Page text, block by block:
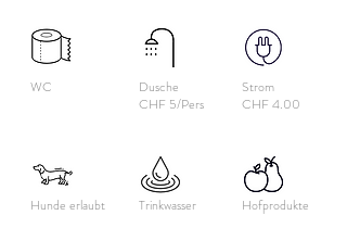
WC
Hunde erlaubt
Strom
Dusche
CHF 5/Pers
CHF 4.00
Trinkwasser Hofprodukte